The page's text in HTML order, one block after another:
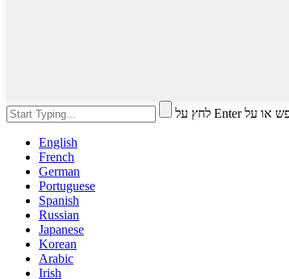
English
French
German
Portuguese
Spanish
Russian
Japanese
Korean
Arabic
Irish